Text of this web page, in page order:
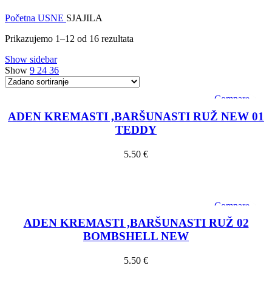
Početna USNE SJAJILA
Prikazujemo 1–12 od 16 rezultata
Show sidebar
Show 9 24 36
Compare
Quick view
Add to wishlist
ADEN KREMASTI ,BARŠUNASTI RUŽ NEW 01
TEDDY
5.50 €
Compare
Quick view
Add to wishlist
ADEN KREMASTI ,BARŠUNASTI RUŽ 02
BOMBSHELL NEW
5.50 €